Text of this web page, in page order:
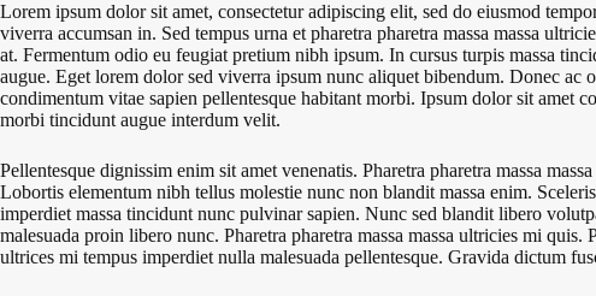
Lorem ipsum dolor sit amet, consectetur adipiscing elit, sed do eiusmod
viverra accumsan in. Sed tempus urna et pharetra pharetra massa massa
at. Fermentum odio eu feugiat pretium nibh ipsum. In cursus turpis massa
augue. Eget lorem dolor sed viverra ipsum nunc aliquet bibendum. Donec
condimentum vitae sapien pellentesque habitant morbi. Ipsum dolor sit amet
morbi tincidunt augue interdum velit.
Pellentesque dignissim enim sit amet venenatis. Pharetra pharetra massa
Lobortis elementum nibh tellus molestie nunc non blandit massa enim.
imperdiet massa tincidunt nunc pulvinar sapien. Nunc sed blandit libero
malesuada proin libero nunc. Pharetra pharetra massa massa ultricies mi
ultrices mi tempus imperdiet nulla malesuada pellentesque. Gravida dictum